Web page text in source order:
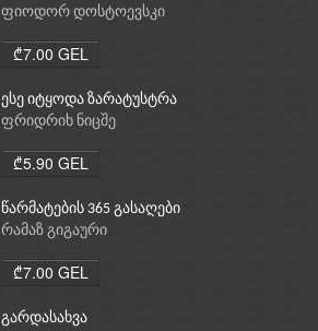
ფიოდორ დოსტოევსკი
₾7.00 GEL
ესე იტყოდა ზარატუსტრა
ფრიდრიხ ნიცშე
₾5.90 GEL
წარმატების 365 გასაღები
რამაზ გიგაური
₾7.00 GEL
გარდასახვა